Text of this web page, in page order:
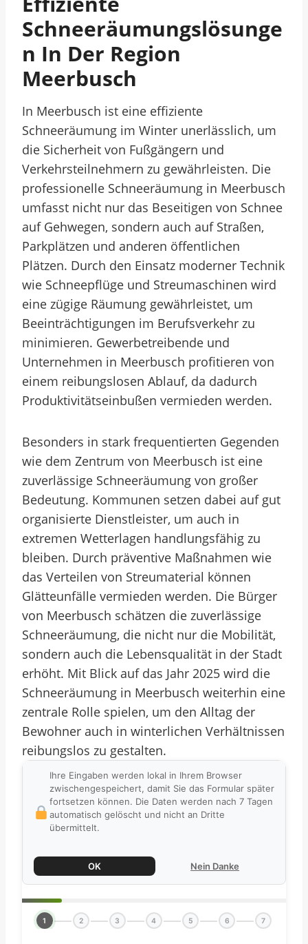
Schneeräumungslösunge
N In Der Region
Meerbusch
In Meerbusch ist eine effiziente
Schneeräumung im Winter unerlässlich, um
die Sicherheit von Fußgängern und
Verkehrsteilnehmern zu gewährleisten. Die
professionelle Schneeräumung in Meerbusch
umfasst nicht nur das Beseitigen von Schnee
auf Gehwegen, sondern auch auf Straßen,
Parkplätzen und anderen öffentlichen
Plätzen. Durch den Einsatz moderner Technik
wie Schneepflüge und Streumaschinen wird
eine zügige Räumung gewährleistet, um
Beeinträchtigungen im Berufsverkehr zu
minimieren. Gewerbetreibende und
Unternehmen in Meerbusch profitieren von
einem reibungslosen Ablauf, da dadurch
Produktivitätseinbußen vermieden werden.
Besonders in stark frequentierten Gegenden
wie dem Zentrum von Meerbusch ist eine
zuverlässige Schneeräumung von großer
Bedeutung. Kommunen setzen dabei auf gut
organisierte Dienstleister, um auch in
extremen Wetterlagen handlungsfähig zu
bleiben. Durch präventive Maßnahmen wie
das Verteilen von Streumaterial können
Glätteunfälle vermieden werden. Die Bürger
von Meerbusch schätzen die zuverlässige
Schneeräumung, die nicht nur die Mobilität,
sondern auch die Lebensqualität in der Stadt
erhöht. Mit Blick auf das Jahr 2025 wird die
Schneeräumung in Meerbusch weiterhin eine
zentrale Rolle spielen, um den Alltag der
Bewohner auch in winterlichen Verhältnissen
reibungslos zu gestalten.
Ihre Eingaben werden lokal in Ihrem Browser
zwischengespeichert, damit Sie das Formular später
fortsetzen können. Die Daten werden nach 7 Tagen
automatisch gelöscht und nicht an Dritte
übermittelt.
OK Nein Danke
1 2 3 4 5 6 7